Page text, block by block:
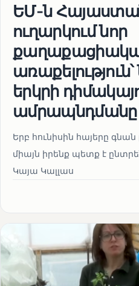
ԵՄ-ն
ուղարկում նոր
երկրի
ամրապնդմանը
Երբ հունիսին հայերը գնան
միայն իրենք պետք է
Կայա Կալլաս